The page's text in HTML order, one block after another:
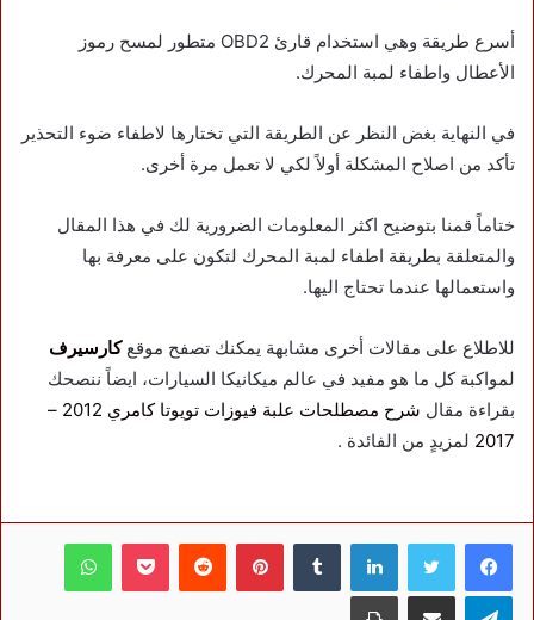
أسرع طريقة وهي استخدام قارئ OBD2 متطور لمسح رموز
الأعطال واطفاء لمبة المحرك.
في النهاية بغض النظر عن الطريقة التي تختارها لاطفاء ضوء التحذير
تأكد من اصلاح المشكلة أولاً لكي لا تعمل مرة أخرى.
ختاماً قمنا بتوضيح اكثر المعلومات الضرورية لك في هذا المقال
والمتعلقة بطريقة اطفاء لمبة المحرك لتكون على معرفة بها
واستعمالها عندما تحتاج اليها.
للاطلاع على مقالات أخرى مشابهة يمكنك تصفح موقعكارسيرف
لمواكبة كل ما هو مفيد في عالم ميكانيكا السيارات، ايضاً ننصحك
بقراءة مقال
شرح مصطلحات علبة فيوزات تويوتا كامري 2012 –
2017 لمزيدٍ من الفائدة .
فيسبوك تويتر لينكدإن بينتيريست بوكيت واتساب
تيلقرام مشاركة عبر البريد طباعة